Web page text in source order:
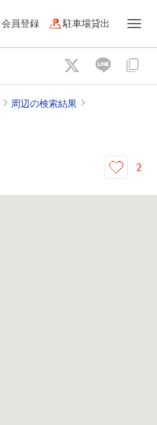
会員登録 駐車場貸出
周辺の検索結果
2